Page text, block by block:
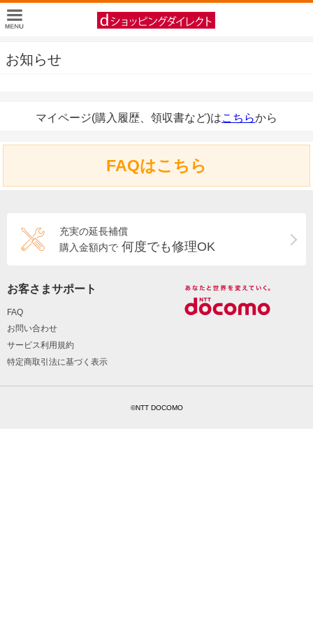
お知らせ
マイページ(購入履歴、領収書など)はこちらから
FAQはこちら
充実の延長補償
購入金額内で 何度でも修理OK
お客さまサポート
FAQ
お問い合わせ
サービス利用規約
特定商取引法に基づく表示
©NTT DOCOMO